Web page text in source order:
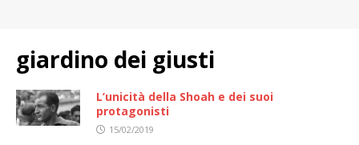
giardino dei giusti
L’unicità della Shoah e dei suoi
protagonisti
15/02/2019